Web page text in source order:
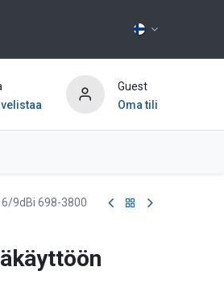
Guest
Oma tili
9dBi 698-3800